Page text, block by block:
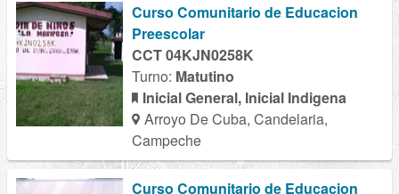
Curso Comunitario de Educacion
Preescolar
CCT 04KJN0258K
Turno: Matutino
Inicial General, Inicial Indigena
Arroyo De Cuba, Candelaria,
Campeche
Curso Comunitario de Educacion